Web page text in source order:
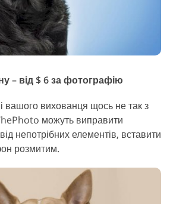
– від $ 6 за фотографію
вашого вихованця щось не так з
можуть виправити
непотрібних елементів, вставити
розмитим.